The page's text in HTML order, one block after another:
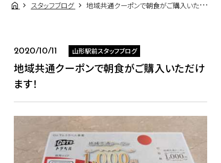
スタッフブログ 地域共通クーポンで朝食がご購入いただけます！
2020/10/11 山形駅前スタッフブログ
地域共通クーポンで朝食がご購入いただけ
ます！